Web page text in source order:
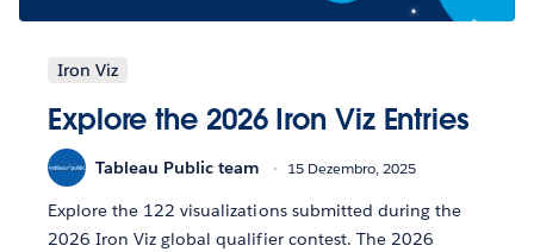
Iron Viz
Explore the 2026 Iron Viz Entries
Tableau Public team 15 Dezembro, 2025
Explore the 122 visualizations submitted during the
2026 Iron Viz global qualifier contest. The 2026